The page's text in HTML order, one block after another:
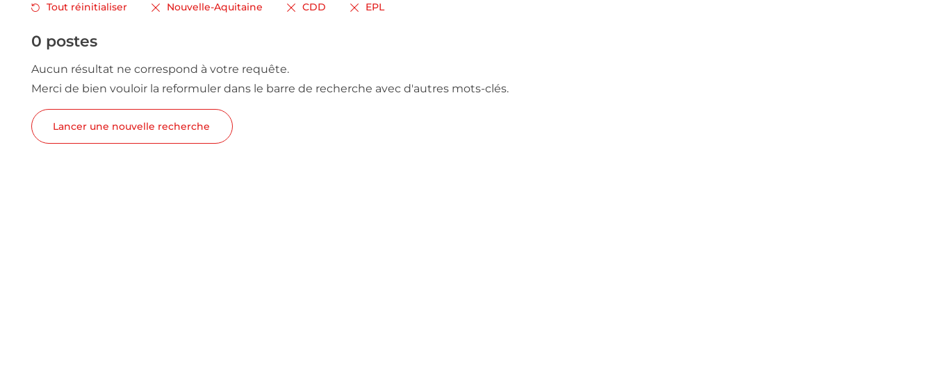
Tout réinitialiser Nouvelle-Aquitaine CDD EPL
0 postes
Aucun résultat ne correspond à votre requête.
Merci de bien vouloir la reformuler dans le barre de recherche avec d'autres mots-clés.
Lancer une nouvelle recherche